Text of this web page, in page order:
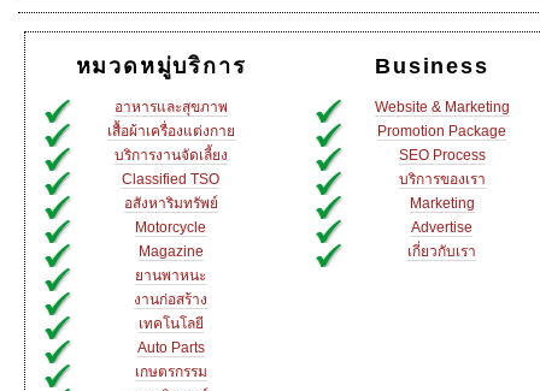
หมวดหมู่บริการ
อาหารและสุขภาพ
เสื้อผ้าเครื่องแต่งกาย
บริการงานจัดเลี้ยง
Classified TSO
อสังหาริมทรัพย์
Motorcycle
Magazine
ยานพาหนะ
งานก่อสร้าง
เทคโนโลยี
Auto Parts
เกษตรกรรม
Business
Website & Marketing
Promotion Package
SEO Process
บริการของเรา
Marketing
Advertise
เกี่ยวกับเรา